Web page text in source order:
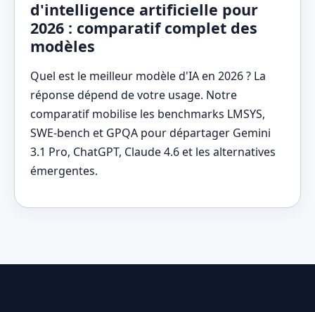
d'intelligence artificielle pour
2026 : comparatif complet des
modèles
Quel est le meilleur modèle d'IA en 2026 ? La
réponse dépend de votre usage. Notre
comparatif mobilise les benchmarks LMSYS,
SWE-bench et GPQA pour départager Gemini
3.1 Pro, ChatGPT, Claude 4.6 et les alternatives
émergentes.